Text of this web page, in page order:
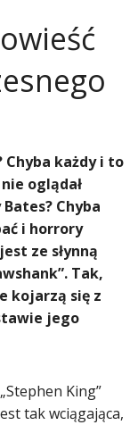
Chyba każdy i to
oglądał
Chyba
i horrory
ze słynną
Tak,
kojarzą się z
jego
King”
tak wciągająca,